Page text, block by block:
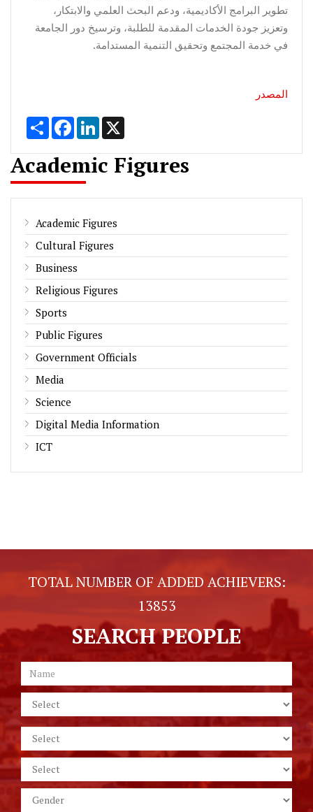
تطوير البرامج الأكاديمية، ودعم البحث العلمي والابتكار،
وتعزيز جودة الخدمات المقدمة للطلبة، وترسيخ دور الجامعة
في خدمة المجتمع وتحقيق التنمية المستدامة.
المصدر
Share FacebookLinkedIn
Academic Figures
Academic Figures
Cultural Figures
Business
Religious Figures
Sports
Public Figures
Government Officials
Media
Science
Digital Media Information
ICT
TOTAL NUMBER OF ADDED ACHIEVERS:
13853
SEARCH PEOPLE